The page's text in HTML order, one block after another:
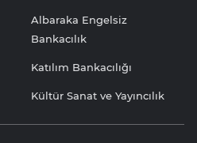
Albaraka Engelsiz
Bankacılık
Katılım Bankacılığı
Kültür Sanat ve Yayıncılık